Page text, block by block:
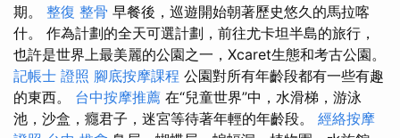
期。 整復 整骨 早餐後，巡遊開始朝著歷史悠久的馬拉喀
什。 作為計劃的全天可選計劃，前往尤卡坦半島的旅行，
也許是世界上最美麗的公園之一，Xcaret生態和考古公園。
記帳士 證照 腳底按摩課程 公園對所有年齡段都有一些有趣
的東西。 台中按摩推薦 在“兒童世界”中，水滑梯，游泳
池，沙盒，癮君子，迷宮等待著年輕的年齡段。 經絡按摩